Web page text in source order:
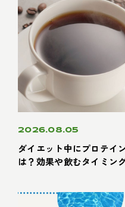
2026.08.05
ダイエット中にプロテイ
は？効果や飲むタイミン